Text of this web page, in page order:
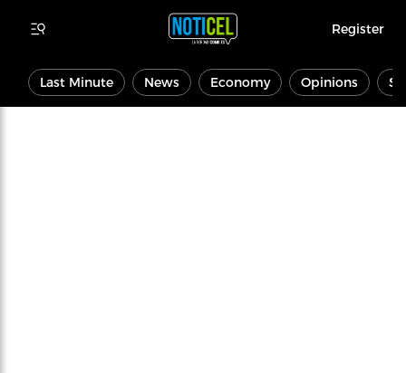
Register
Last Minute News Economy Opinions